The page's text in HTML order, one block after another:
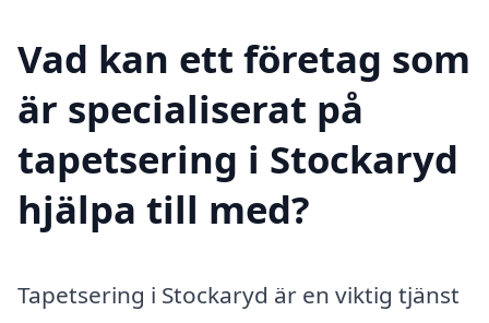
Vad kan ett företag som
är specialiserat på
tapetsering i Stockaryd
hjälpa till med?
Tapetsering i Stockaryd är en viktig tjänst